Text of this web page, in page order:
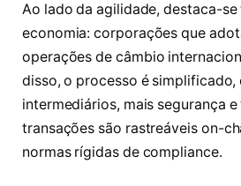
Ao lado da agilidade, destaca-se
economia: corporações que
operações de câmbio
disso, o processo é simplificado,
intermediários, mais segurança
transações são rastreáveis on-
normas rígidas de compliance.